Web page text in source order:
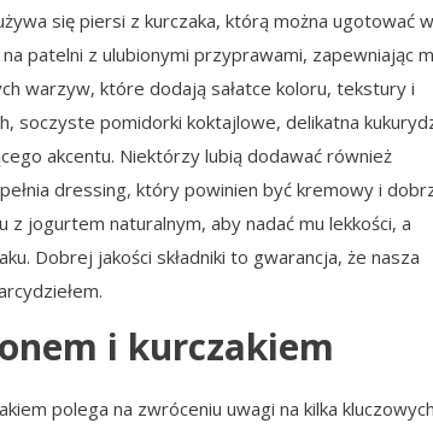
się piersi z kurczaka, którą można ugotować w
patelni z ulubionymi przyprawami, zapewniając
warzyw, które dodają sałatce koloru, tekstury i
soczyste pomidorki koktajlowe, delikatna
akcentu. Niektórzy lubią dodawać również
dressing, który powinien być kremowy i
z jogurtem naturalnym, aby nadać mu lekkości, a
Dobrej jakości składniki to gwarancja, że nasza
i kurczakiem
polega na zwróceniu uwagi na kilka kluczowych